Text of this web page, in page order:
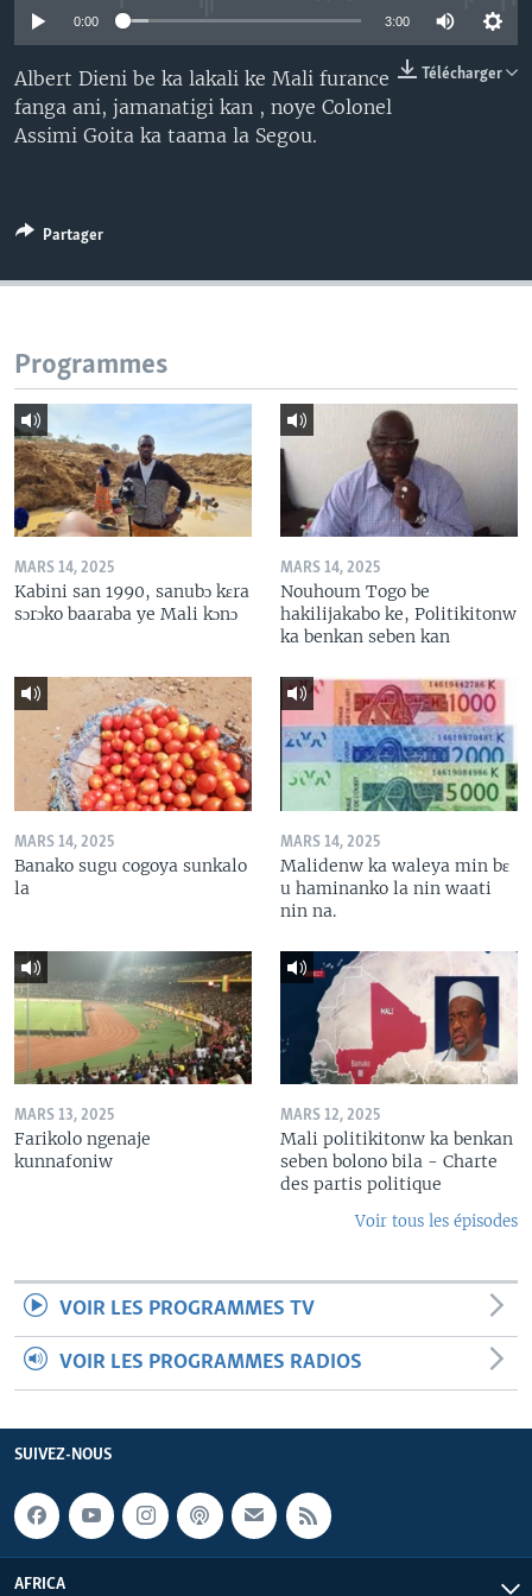
0:00 3:00
Télécharger
Albert Dieni be ka lakali ke Mali furance
fanga ani, jamanatigi kan , noye Colonel
Assimi Goita ka taama la Segou.
Partager
Programmes
MARS 14, 2025
Kabini san 1990, sanubɔ kɛra
sɔrɔko baaraba ye Mali kɔnɔ
MARS 14, 2025
Nouhoum Togo be
hakilijakabo ke, Politikitonw
ka benkan seben kan
MARS 14, 2025
Banako sugu cogoya sunkalo
la
MARS 14, 2025
Malidenw ka waleya min bɛ
u haminanko la nin waati
nin na.
MARS 13, 2025
Farikolo ngenaje
kunnafoniw
MARS 12, 2025
Mali politikitonw ka benkan
seben bolono bila - Charte
des partis politique
Voir tous les épisodes
VOIR LES PROGRAMMES TV
VOIR LES PROGRAMMES RADIOS
SUIVEZ-NOUS
AFRICA